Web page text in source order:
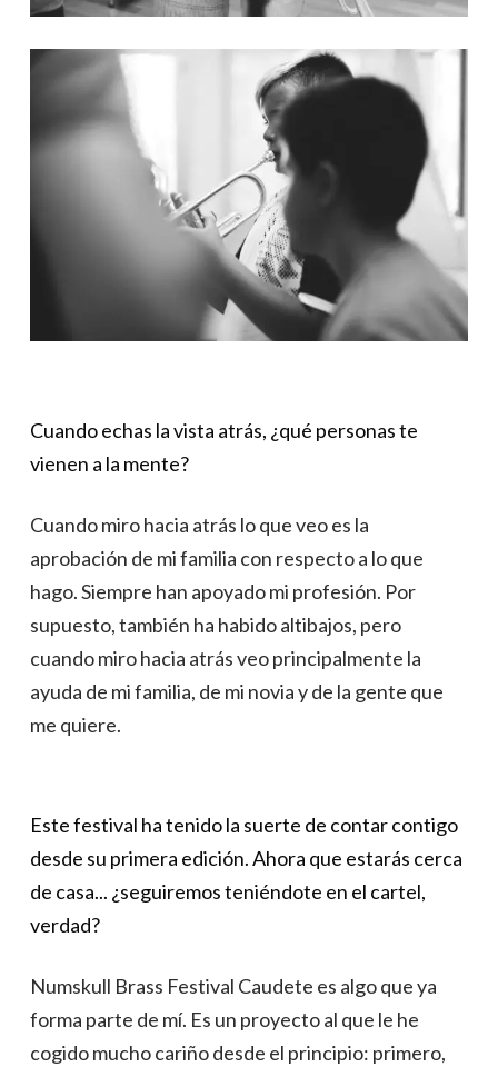
Cuando echas la vista atrás, ¿qué personas te
vienen a la mente?
Cuando miro hacia atrás lo que veo es la
aprobación de mi familia con respecto a lo que
hago. Siempre han apoyado mi profesión. Por
supuesto, también ha habido altibajos, pero
cuando miro hacia atrás veo principalmente la
ayuda de mi familia, de mi novia y de la gente que
me quiere.
Este festival ha tenido la suerte de contar contigo
desde su primera edición. Ahora que estarás cerca
de casa... ¿seguiremos teniéndote en el cartel,
verdad?
Numskull Brass Festival Caudete es algo que ya
forma parte de mí. Es un proyecto al que le he
cogido mucho cariño desde el principio: primero,